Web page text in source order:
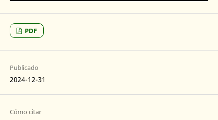
PDF
Publicado
2024-12-31
Cómo citar